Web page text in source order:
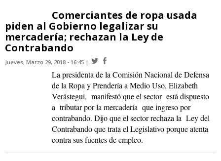
Comerciantes de ropa usada
piden al Gobierno legalizar su
mercadería; rechazan la Ley de
Contrabando
Jueves, Marzo 29, 2018 - 16:45
La presidenta de la Comisión Nacional de Defensa
de la Ropa y Prendería a Medio Uso, Elizabeth
Verástegui, manifestó que el sector está dispuesto
a tributar por la mercadería que ingreso por
contrabando. Dijo que el sector rechaza la Ley del
Contrabando que trata el Legislativo porque atenta
contra sus fuentes de empleo.